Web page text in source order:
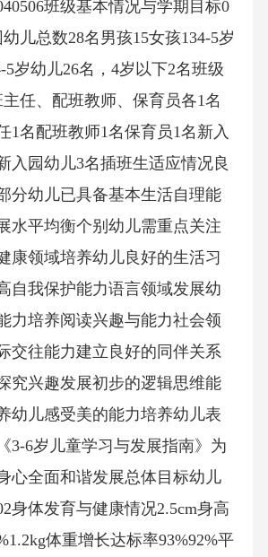
班级基本情况与学期目标0
儿总数28名男孩15女孩134-5岁
5岁幼儿26名，4岁以下2名班级
任、配班教师、保育员各1名
1名配班教师1名保育员1名新入
入园幼儿3名插班生适应情况良
分幼儿已具备基本生活自理能
水平均衡个别幼儿需重点关注
康领域培养幼儿良好的生活习
自我保护能力语言领域发展幼
力培养阅读兴趣与能力社会领
交往能力建立良好的同伴关系
究兴趣发展初步的逻辑思维能
幼儿感受美的能力培养幼儿表
3-6岁儿童学习与发展指南》为
心全面和谐发展总体目标幼儿
身体发育与健康情况2.5cm身高
体重增长达标率93%92%平